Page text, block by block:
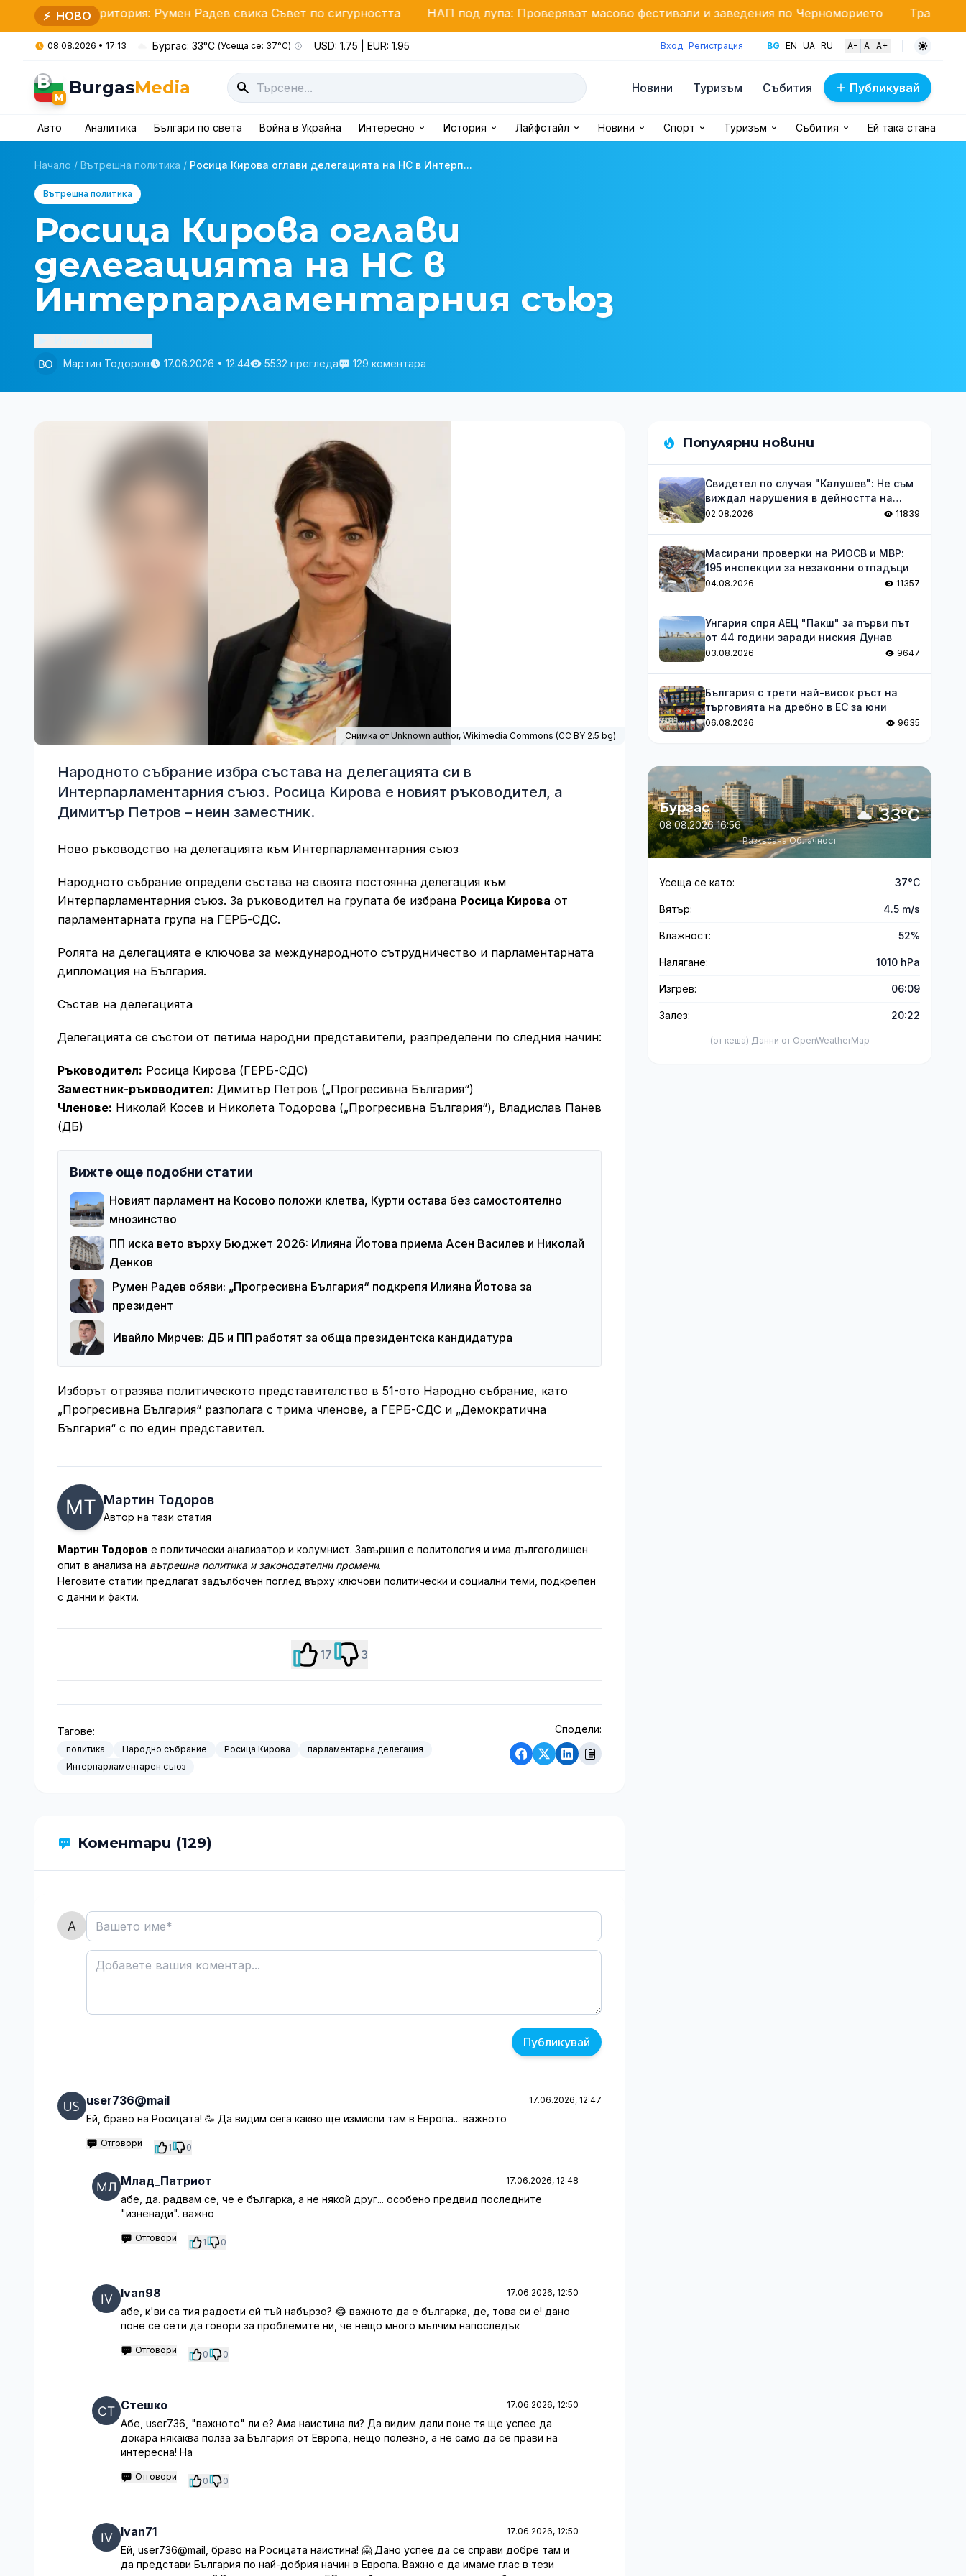
⚡ НОВО
Румен Радев свика Съвет по сигурността НАП под лупа: Проверяват масово фестивали и заведения по Черноморието Трагедии на пътя: 277
08.08.2026 • 17:13 Бургас: 33°C (Усеща се: 37°C) USD: 1.75 | EUR: 1.95 Вход Регистрация BG EN UA RU A- A A+
B
M BurgasMedia Новини Туризъм Събития Публикувай
Авто Аналитика Българи по света Война в Украйна Интересно История Лайфстайл Новини Спорт Туризъм Събития Ей така стана
Начало / Вътрешна политика / Росица Кирова оглави делегацията на НС в Интерп...
Вътрешна политика
Росица Кирова оглави
делегацията на НС в
Интерпарламентарния съюз
Мартин Тодоров
17.06.2026 • 12:44 5532 прегледа 129 коментара
Снимка от Unknown author,Wikimedia Commons (CC BY 2.5 bg)
Народното събрание избра състава на делегацията си в
Интерпарламентарния съюз. Росица Кирова е новият ръководител, а
Димитър Петров – неин заместник.
Ново ръководство на делегацията към Интерпарламентарния съюз
Народното събрание определи състава на своята постоянна делегация към
Интерпарламентарния съюз. За ръководител на групата бе избрана Росица Кирова от
парламентарната група на ГЕРБ-СДС.
Ролята на делегацията е ключова за международното сътрудничество и парламентарната
дипломация на България.
Състав на делегацията
Делегацията се състои от петима народни представители, разпределени по следния начин:
Ръководител: Росица Кирова (ГЕРБ-СДС)
Заместник-ръководител: Димитър Петров („Прогресивна България“)
Членове: Николай Косев и Николета Тодорова („Прогресивна България“), Владислав Панев
(ДБ)
Вижте още подобни статии
Новият парламент на Косово положи клетва, Курти остава без самостоятелно
мнозинство
ПП иска вето върху Бюджет 2026: Илияна Йотова приема Асен Василев и Николай
Денков
Румен Радев обяви: „Прогресивна България“ подкрепя Илияна Йотова за
президент
Ивайло Мирчев: ДБ и ПП работят за обща президентска кандидатура
Изборът отразява политическото представителство в 51-ото Народно събрание, като
„Прогресивна България“ разполага с трима членове, а ГЕРБ-СДС и „Демократична
България“ с по един представител.
Мартин Тодоров
Автор на тази статия
Мартин Тодоров е политически анализатор и колумнист. Завършил е политология и има дългогодишен
опит в анализа на вътрешна политика и законодателни промени.
Неговите статии предлагат задълбочен поглед върху ключови политически и социални теми, подкрепен
с данни и факти.
17 3
Тагове:
политика Народно събрание Росица Кирова
парламентарна делегация
Интерпарламентарен съюз
Сподели:
Коментари (129)
Публикувай
user736@mail 17.06.2026, 12:47
Ей, браво на Росицата! 🥳 Да видим сега какво ще измисли там в Европа... важното
Отговори 1 0
Млад_Патриот 17.06.2026, 12:48
абе, да. радвам се, че е българка, а не някой друг... особено предвид последните
"изненади". важно
Отговори 1 0
Ivan98 17.06.2026, 12:50
абе, к'ви са тия радости ей тъй набързо? 😂 важното да е българка, де, това си е! дано
поне се сети да говори за проблемите ни, че нещо много мълчим напоследък
Отговори 0 0
Стешко 17.06.2026, 12:50
Абе, user736, "важното" ли е? Ама наистина ли? Да видим дали поне тя ще успее да
докара някаква полза за България от Европа, нещо полезно, а не само да се прави на
интересна! На
Отговори 0 0
Ivan71 17.06.2026, 12:50
Ей, user736@mail, браво на Росицата наистина! 🤗 Дано успее да се справи добре там и
да представи България по най-добрия начин в Европа. Важно е да имаме глас в тези
Популярни новини
Свидетел по случая "Калушев": Не съм
виждал нарушения в дейността на
групата
02.08.2026 11839
Масирани проверки на РИОСВ и МВР:
195 инспекции за незаконни отпадъци
04.08.2026 11357
Унгария спря АЕЦ "Пакш" за първи път
от 44 години заради ниския Дунав
03.08.2026 9647
България с трети най-висок ръст на
търговията на дребно в ЕС за юни
06.08.2026 9635
Бургас
08.08.2026 16:56 33°C
Разкъсана Облачност
Усеща се като: 37°C
Вятър: 4.5 m/s
Влажност: 52%
Налягане: 1010 hPa
Изгрев: 06:09
Залез: 20:22
(от кеша) Данни от OpenWeatherMap